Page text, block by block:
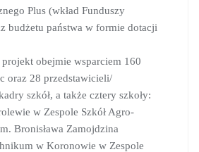
Plus (wkład Funduszy
budżetu państwa w formie dotacji
projekt obejmie wsparciem 160
oraz 28 przedstawicieli/
szkół, a także cztery szkoły:
w Zespole Szkół Agro-
Bronisława Zamojdzina
w Koronowie w Zespole